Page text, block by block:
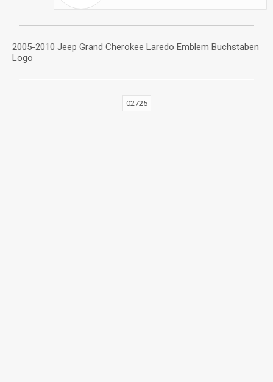
2005-2010 Jeep Grand Cherokee Laredo Emblem Buchstaben
Logo
02725